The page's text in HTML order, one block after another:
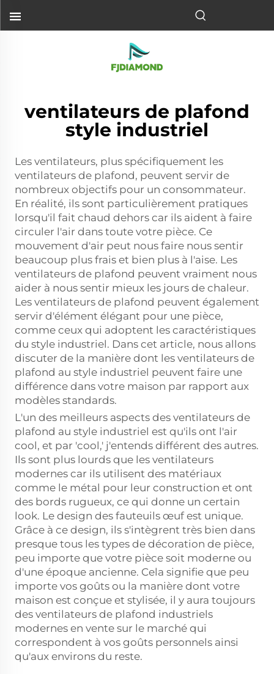
ventilateurs de plafond
style industriel
Les ventilateurs, plus spécifiquement les
ventilateurs de plafond, peuvent servir de
nombreux objectifs pour un consommateur.
En réalité, ils sont particulièrement pratiques
lorsqu'il fait chaud dehors car ils aident à faire
circuler l'air dans toute votre pièce. Ce
mouvement d'air peut nous faire nous sentir
beaucoup plus frais et bien plus à l'aise. Les
ventilateurs de plafond peuvent vraiment nous
aider à nous sentir mieux les jours de chaleur.
Les ventilateurs de plafond peuvent également
servir d'élément élégant pour une pièce,
comme ceux qui adoptent les caractéristiques
du style industriel. Dans cet article, nous allons
discuter de la manière dont les ventilateurs de
plafond au style industriel peuvent faire une
différence dans votre maison par rapport aux
modèles standards.
L'un des meilleurs aspects des ventilateurs de
plafond au style industriel est qu'ils ont l'air
cool, et par 'cool,' j'entends différent des autres.
Ils sont plus lourds que les ventilateurs
modernes car ils utilisent des matériaux
comme le métal pour leur construction et ont
des bords rugueux, ce qui donne un certain
look. Le design des fauteuils œuf est unique.
Grâce à ce design, ils s'intègrent très bien dans
presque tous les types de décoration de pièce,
peu importe que votre pièce soit moderne ou
d'une époque ancienne. Cela signifie que peu
importe vos goûts ou la manière dont votre
maison est conçue et stylisée, il y aura toujours
des ventilateurs de plafond industriels
modernes en vente sur le marché qui
correspondent à vos goûts personnels ainsi
qu'aux environs du reste.